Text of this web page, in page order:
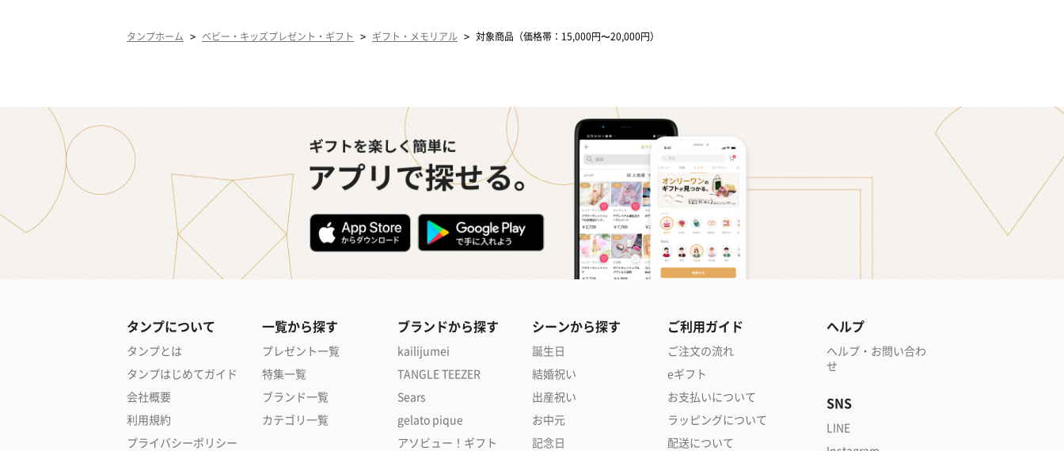
タンプホーム > ベビー・キッズプレゼント・ギフト > ギフト・メモリアル > 対象商品（価格帯：15,000円〜20,000円）
タンプについて
タンプとは
タンプはじめてガイド
会社概要
利用規約
プライバシーポリシー
一覧から探す
プレゼント一覧
特集一覧
ブランド一覧
カテゴリ一覧
ブランドから探す
kailijumei
TANGLE TEEZER
Sears
gelato pique
アソビュー！ギフト
シーンから探す
誕生日
結婚祝い
出産祝い
お中元
記念日
ご利用ガイド
ご注文の流れ
eギフト
お支払いについて
ラッピングについて
配送について
ヘルプ
ヘルプ・お問い合わ
せ
SNS
LINE